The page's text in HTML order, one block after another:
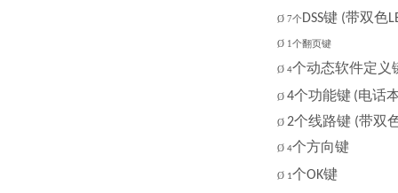
Ø 7个DSS键 (带双色
Ø 1个翻页键
Ø 4个动态软件定义
Ø 4个功能键 (电话
Ø 2个线路键 (带双
Ø 4个方向键
Ø 1个OK键